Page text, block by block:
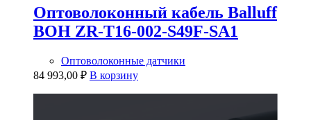
Оптоволоконный кабель Balluff
BOH ZR-T16-002-S49F-SA1
Оптоволоконные датчики
84 993,00 ₽ В корзину